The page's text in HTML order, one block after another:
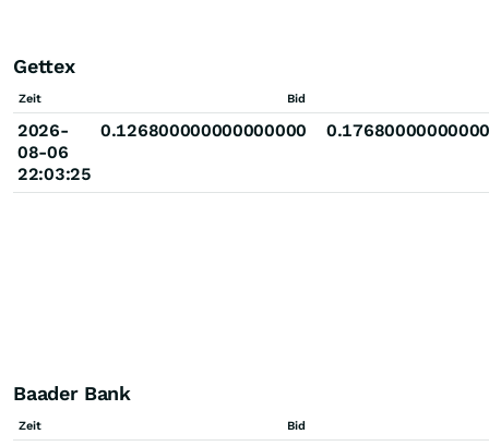
Gettex
Zeit Bid
2026-
08-06
22:03:25
0.126800000000000000
Baader Bank
Zeit Bid